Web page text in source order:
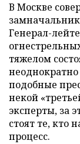
В Москве
Генерал-
тяжелом
неоднократно
подобные
некой
эксперты, за
стоят те, кто
процесс.